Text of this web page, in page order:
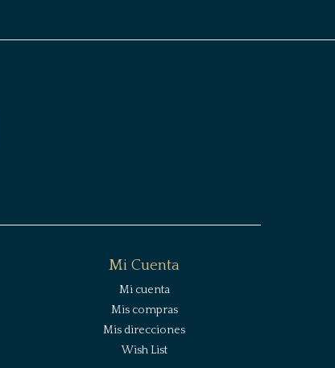
Mi Cuenta
Mi cuenta
Mis compras
Mis direcciones
Wish List